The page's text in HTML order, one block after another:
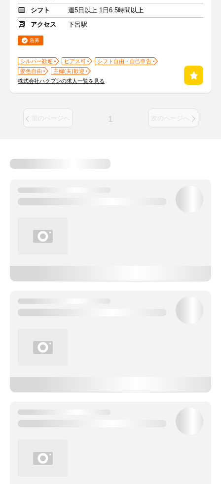
シフト
週5日以上 1日6.5時間以上
アクセス
下呂駅
急募
シルバー歓迎 ピアス可
シフト自由・自己申告
髪色自由
主婦(夫)歓迎
株式会社ハクブンの求人一覧を見る
前のページへ 1 次のページへ